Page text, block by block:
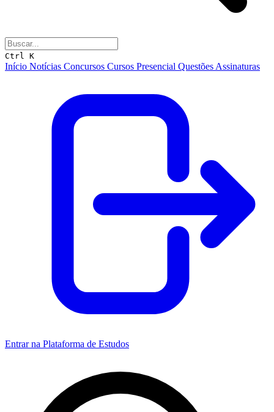
Ctrl K
Início Notícias Concursos Cursos Presencial Questões Assinaturas
Entrar na Plataforma de Estudos